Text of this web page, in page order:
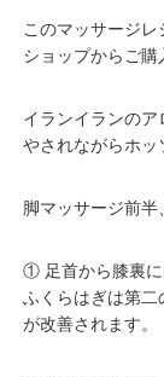
このマッサージ
ショップからご購
イランイランの
やされながらホッ
脚マッサージ前半
① 足首から膝裏に
ふくらはぎは第二
が改善されます。